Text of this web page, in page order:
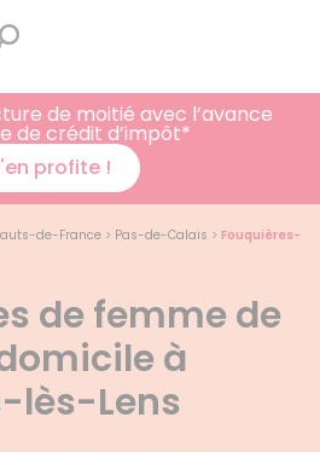
de moitié avec l’avance
de crédit d’impôt*
profite !
de-France > Pas-de-Calais > Fouquières-
de femme de
à
lès-Lens